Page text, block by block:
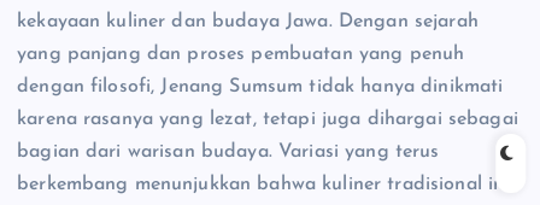
kekayaan kuliner dan budaya Jawa. Dengan sejarah
yang panjang dan proses pembuatan yang penuh
dengan filosofi, Jenang Sumsum tidak hanya dinikmati
karena rasanya yang lezat, tetapi juga dihargai sebagai
bagian dari warisan budaya. Variasi yang terus
berkembang menunjukkan bahwa kuliner tradisional ini